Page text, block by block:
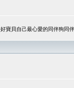
寶貝自己最心愛的同伴狗同